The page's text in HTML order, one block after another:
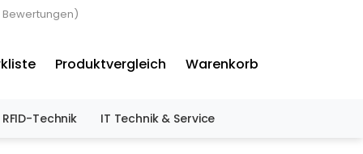
Bewertungen)
Produktvergleich Warenkorb
RFID-Technik IT Technik & Service